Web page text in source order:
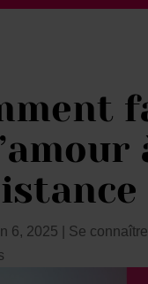
6, 2025 Se connaître